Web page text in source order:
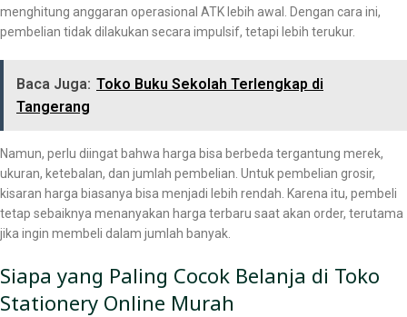
menghitung anggaran operasional ATK lebih awal. Dengan cara ini,
pembelian tidak dilakukan secara impulsif, tetapi lebih terukur.
Baca Juga: Toko Buku Sekolah Terlengkap di
Tangerang
Namun, perlu diingat bahwa harga bisa berbeda tergantung merek,
ukuran, ketebalan, dan jumlah pembelian. Untuk pembelian grosir,
kisaran harga biasanya bisa menjadi lebih rendah. Karena itu, pembeli
tetap sebaiknya menanyakan harga terbaru saat akan order, terutama
jika ingin membeli dalam jumlah banyak.
Siapa yang Paling Cocok Belanja di Toko
Stationery Online Murah